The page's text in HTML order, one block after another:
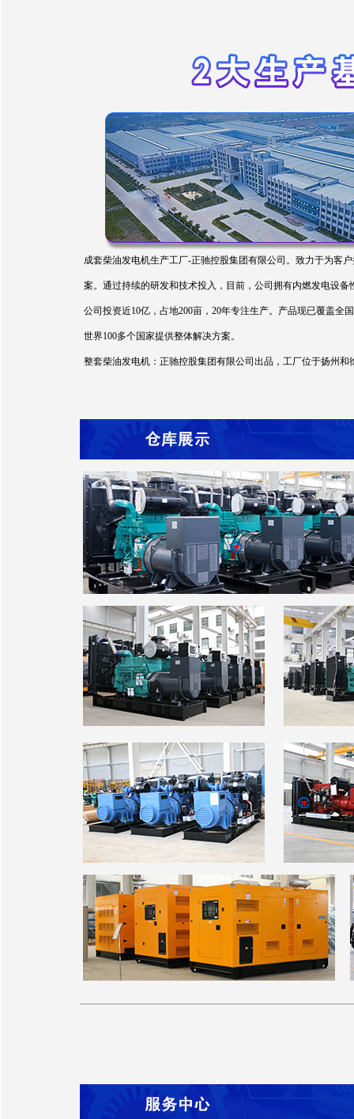
成套柴油发电机生产工厂-正驰控股集团有限公司。致力于为客
案。通过持续的研发和技术投入，目前，公司拥有内燃发电设
公司投资近10亿，占地200亩，20年专注生产。产品现已覆盖
世界100多个国家提供整体解决方案。
整套柴油发电机：正驰控股集团有限公司出品，工厂位于扬州和